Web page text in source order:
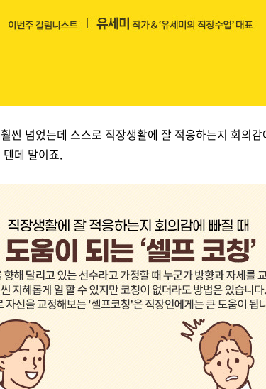
씬 넘었는데 스스로 직장생활에 잘 적응하는지 회의
데 말이죠.